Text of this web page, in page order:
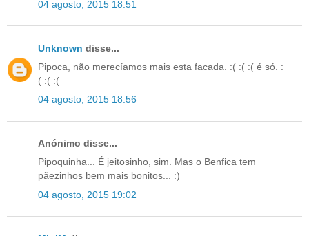
04 agosto, 2015 18:51
Unknown disse...
Pipoca, não merecíamos mais esta facada. :( :( :( é só. :
( :( :(
04 agosto, 2015 18:56
Anónimo disse...
Pipoquinha... É jeitosinho, sim. Mas o Benfica tem
pãezinhos bem mais bonitos... :)
04 agosto, 2015 19:02